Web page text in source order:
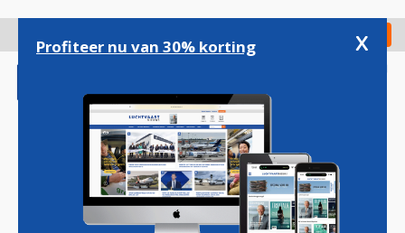
gaan
Check in
Magazine Podcasts Vacatures
Profiteer nu van 30% korting x